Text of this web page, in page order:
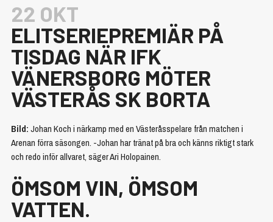
22 OKT
ELITSERIEPREMIÄR PÅ
TISDAG NÄR IFK
VÄNERSBORG MÖTER
VÄSTERÅS SK BORTA
Bild:Johan Koch i närkamp med en Västeråsspelare från matchen i
Arenan förra säsongen. -Johan har tränat på bra och känns riktigt stark
och redo inför allvaret, säger Ari Holopainen.
ÖMSOM VIN, ÖMSOM
VATTEN.